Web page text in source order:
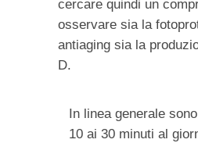
cercare quindi un
osservare sia la
antiaging sia la
D.
In linea generale
10 ai 30 minuti al